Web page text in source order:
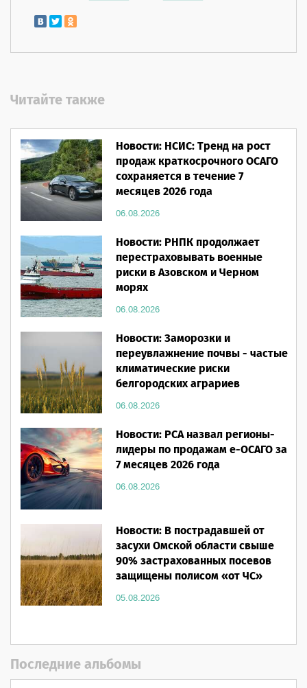
Читайте также
Новости: НСИС: Тренд на рост
продаж краткосрочного ОСАГО
сохраняется в течение 7
месяцев 2026 года
06.08.2026
Новости: РНПК продолжает
перестраховывать военные
риски в Азовском и Черном
морях
06.08.2026
Новости: Заморозки и
переувлажнение почвы - частые
климатические риски
белгородских аграриев
06.08.2026
Новости: РСА назвал регионы-
лидеры по продажам е-ОСАГО за
7 месяцев 2026 года
06.08.2026
Новости: В пострадавшей от
засухи Омской области свыше
90% застрахованных посевов
защищены полисом «от ЧС»
05.08.2026
Последние альбомы